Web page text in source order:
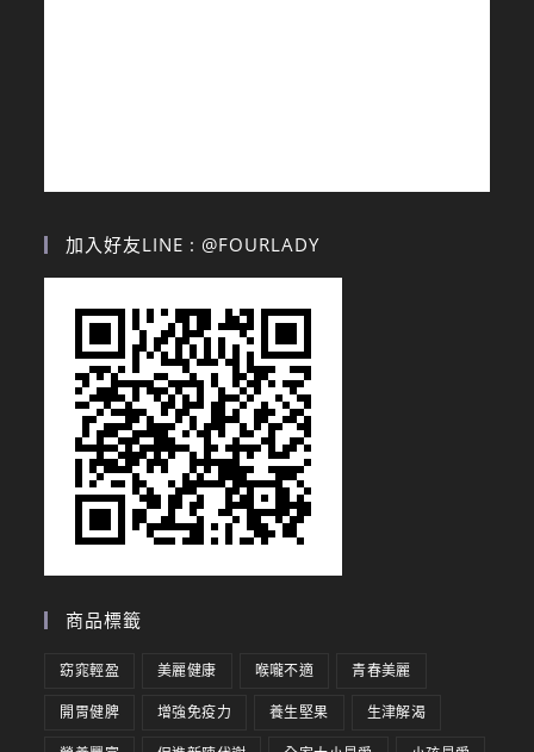
加入好友LINE : @FOURLADY
商品標籤
窈窕輕盈 美麗健康 喉嚨不適 青春美麗
開胃健脾 增強免疫力 養生堅果 生津解渴